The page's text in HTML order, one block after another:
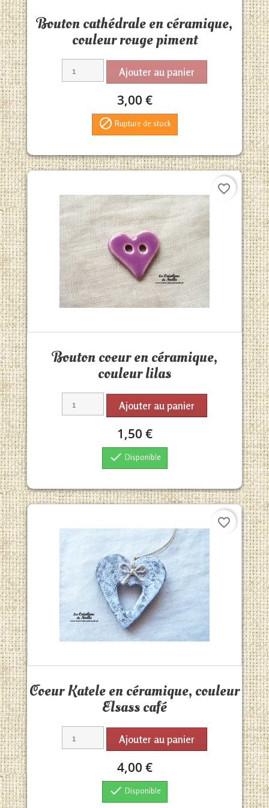
Bouton cathédrale en céramique,
couleur rouge piment
Ajouter au panier
3,00 €
 Rupture de stock
Bouton coeur en céramique,
couleur lilas
Ajouter au panier
1,50 €
 Disponible
favorite_border
Coeur Katele en céramique, couleur
Elsass café
Ajouter au panier
4,00 €
 Disponible
favorite_border